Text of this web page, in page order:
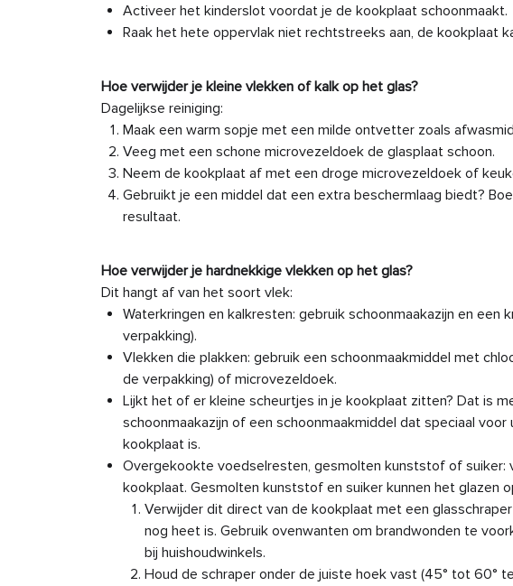
Activeer het kinderslot voordat je de kookplaat schoonmaakt.
Raak het hete oppervlak niet rechtstreeks aan, de kookplaat
Hoe verwijder je kleine vlekken of kalk op het glas?
Dagelijkse reiniging:
Maak een warm sopje met een milde ontvetter zoals
Veeg met een schone microvezeldoek de glasplaat schoon.
Neem de kookplaat af met een droge microvezeldoek of
Gebruikt je een middel dat een extra beschermlaag biedt?
resultaat.
Hoe verwijder je hardnekkige vlekken op het glas?
Dit hangt af van het soort vlek:
Waterkringen en kalkresten: gebruik schoonmaakazijn en een
verpakking).
Vlekken die plakken: gebruik een schoonmaakmiddel met
de verpakking) of microvezeldoek.
Lijkt het of er kleine scheurtjes in je kookplaat zitten? Dat is
schoonmaakazijn of een schoonmaakmiddel dat speciaal
kookplaat is.
Overgekookte voedselresten, gesmolten kunststof of suiker:
kookplaat. Gesmolten kunststof en suiker kunnen het glazen
Verwijder dit direct van de kookplaat met een
nog heet is. Gebruik ovenwanten om brandwonden te
bij huishoudwinkels.
Houd de schraper onder de juiste hoek vast (45° tot 60°